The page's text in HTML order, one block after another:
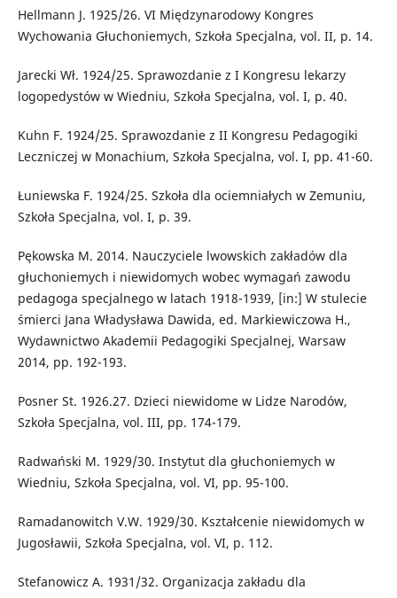
Hellmann J. 1925/26. VI Międzynarodowy Kongres
Wychowania Głuchoniemych, Szkoła Specjalna, vol. II, p. 14.
Jarecki Wł. 1924/25. Sprawozdanie z I Kongresu lekarzy
logopedystów w Wiedniu, Szkoła Specjalna, vol. I, p. 40.
Kuhn F. 1924/25. Sprawozdanie z II Kongresu Pedagogiki
Leczniczej w Monachium, Szkoła Specjalna, vol. I, pp. 41-60.
Łuniewska F. 1924/25. Szkoła dla ociemniałych w Zemuniu,
Szkoła Specjalna, vol. I, p. 39.
Pękowska M. 2014. Nauczyciele lwowskich zakładów dla
głuchoniemych i niewidomych wobec wymagań zawodu
pedagoga specjalnego w latach 1918-1939, [in:] W stulecie
śmierci Jana Władysława Dawida, ed. Markiewiczowa H.,
Wydawnictwo Akademii Pedagogiki Specjalnej, Warsaw
2014, pp. 192-193.
Posner St. 1926.27. Dzieci niewidome w Lidze Narodów,
Szkoła Specjalna, vol. III, pp. 174-179.
Radwański M. 1929/30. Instytut dla głuchoniemych w
Wiedniu, Szkoła Specjalna, vol. VI, pp. 95-100.
Ramadanowitch V.W. 1929/30. Kształcenie niewidomych w
Jugosławii, Szkoła Specjalna, vol. VI, p. 112.
Stefanowicz A. 1931/32. Organizacja zakładu dla